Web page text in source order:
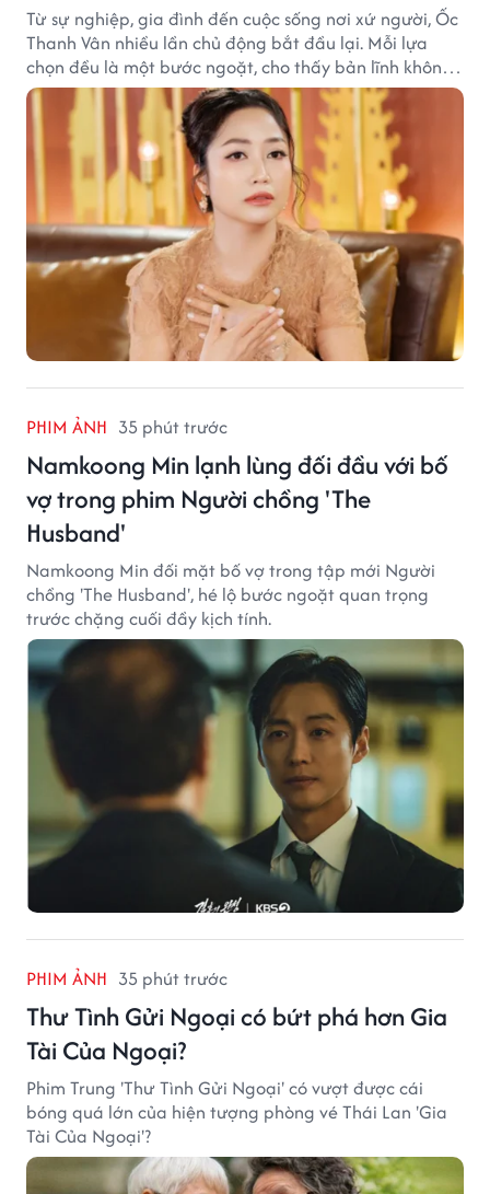
Từ sự nghiệp, gia đình đến cuộc sống nơi xứ người, Ốc
Thanh Vân nhiều lần chủ động bắt đầu lại. Mỗi lựa
chọn đều là một bước ngoặt, cho thấy bản lĩnh không
ngại thay đổi của nữ nghệ sĩ.
PHIM ẢNH 35 phút trước
Namkoong Min lạnh lùng đối đầu với bố
vợ trong phim Người chồng 'The
Husband'
Namkoong Min đối mặt bố vợ trong tập mới Người
chồng 'The Husband', hé lộ bước ngoặt quan trọng
trước chặng cuối đầy kịch tính.
PHIM ẢNH 35 phút trước
Thư Tình Gửi Ngoại có bứt phá hơn Gia
Tài Của Ngoại?
Phim Trung 'Thư Tình Gửi Ngoại' có vượt được cái
bóng quá lớn của hiện tượng phòng vé Thái Lan 'Gia
Tài Của Ngoại'?